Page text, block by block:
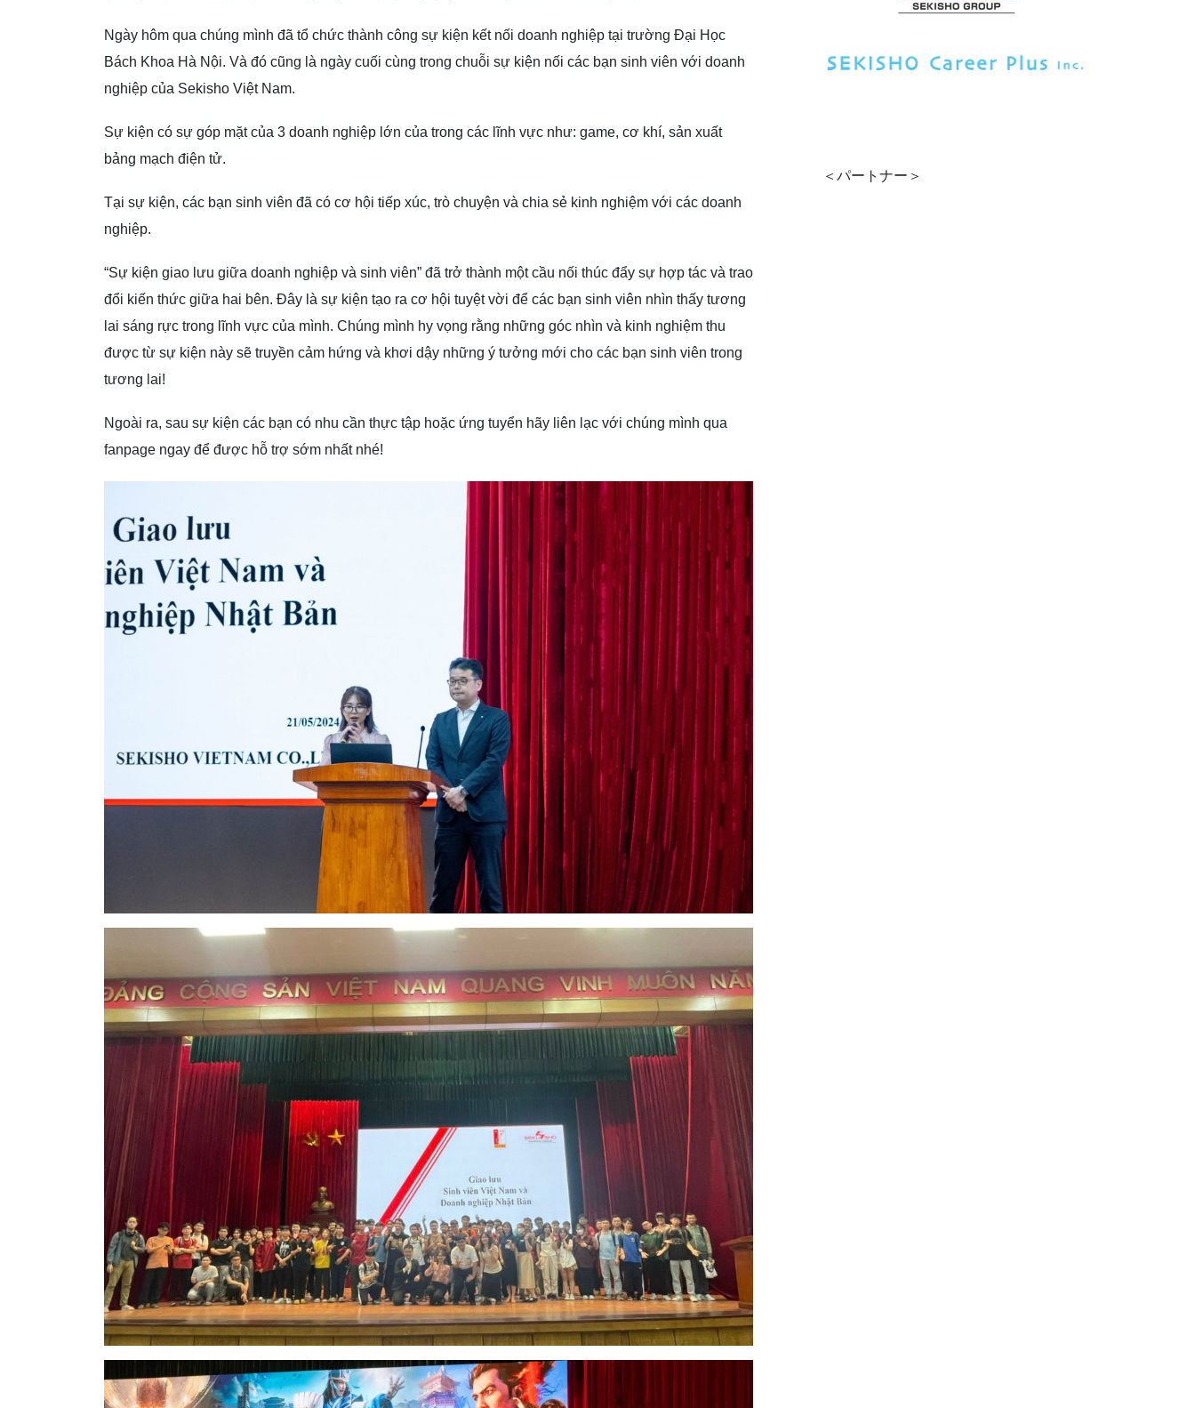
Ngày hôm qua chúng mình đã tổ chức thành công sự kiện kết nối doanh nghiệp tại trường Đại Học
Bách Khoa Hà Nội. Và đó cũng là ngày cuối cùng trong chuỗi sự kiện nối các bạn sinh viên với doanh
nghiệp của Sekisho Việt Nam.
Sự kiện có sự góp mặt của 3 doanh nghiệp lớn của trong các lĩnh vực như: game, cơ khí, sản xuất
bảng mạch điện tử.
Tại sự kiện, các bạn sinh viên đã có cơ hội tiếp xúc, trò chuyện và chia sẻ kinh nghiệm với các doanh
nghiệp.
“Sự kiện giao lưu giữa doanh nghiệp và sinh viên” đã trở thành một cầu nối thúc đẩy sự hợp tác và trao
đổi kiến thức giữa hai bên. Đây là sự kiện tạo ra cơ hội tuyệt vời để các bạn sinh viên nhìn thấy tương
lai sáng rực trong lĩnh vực của mình. Chúng mình hy vọng rằng những góc nhìn và kinh nghiệm thu
được từ sự kiện này sẽ truyền cảm hứng và khơi dậy những ý tưởng mới cho các bạn sinh viên trong
tương lai!
Ngoài ra, sau sự kiện các bạn có nhu cần thực tập hoặc ứng tuyển hãy liên lạc với chúng mình qua
fanpage ngay để được hỗ trợ sớm nhất nhé!
＜パートナー＞